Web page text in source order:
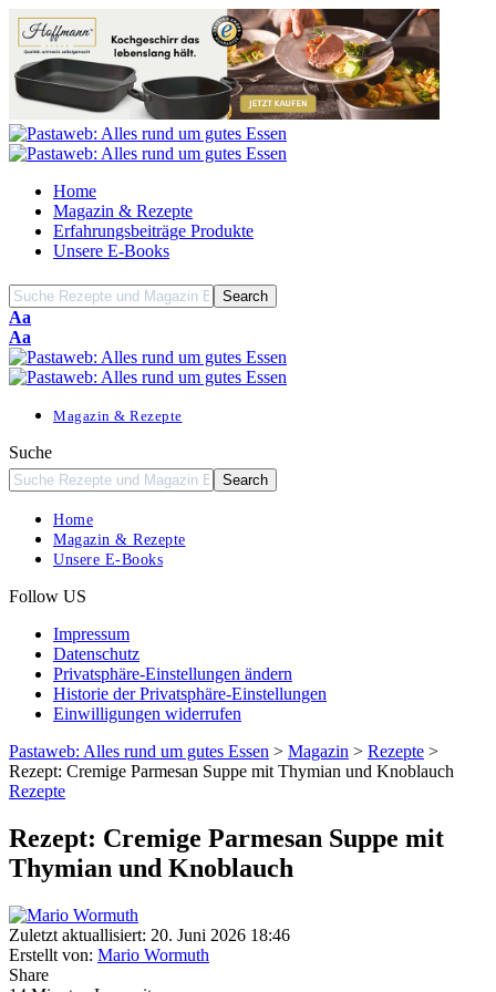
Home
Magazin & Rezepte
Erfahrungsbeiträge Produkte
Unsere E-Books
Font
Resizer
Aa
Font
Resizer
Aa
Magazin & Rezepte
Suche
Home
Magazin & Rezepte
Unsere E-Books
Follow US
Impressum
Datenschutz
Privatsphäre-Einstellungen ändern
Historie der Privatsphäre-Einstellungen
Einwilligungen widerrufen
Pastaweb: Alles rund um gutes Essen > Magazin > Rezepte >
Rezept: Cremige Parmesan Suppe mit Thymian und Knoblauch
Rezepte
Rezept: Cremige Parmesan Suppe mit
Thymian und Knoblauch
Zuletzt aktuallisiert: 20. Juni 2026 18:46
Erstellt von: Mario Wormuth
Share